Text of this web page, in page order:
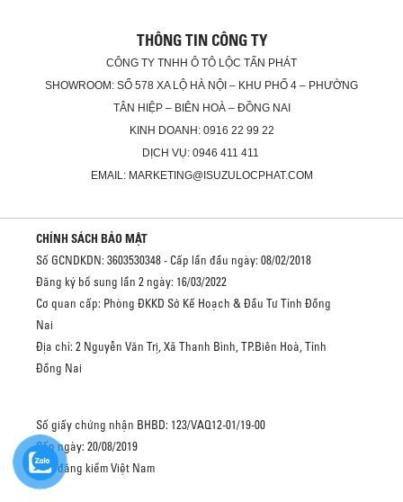
THÔNG TIN CÔNG TY
CÔNG TY TNHH Ô TÔ LỘC TẤN PHÁT
SHOWROOM: SỐ 578 XA LỘ HÀ NỘI – KHU PHỐ 4 – PHƯỜNG
TÂN HIỆP – BIÊN HOÀ – ĐỒNG NAI
KINH DOANH: 0916 22 99 22
DỊCH VỤ: 0946 411 411
EMAIL: MARKETING@ISUZULOCPHAT.COM
CHÍNH SÁCH BẢO MẬT
Số GCNDKDN: 3603530348 - Cấp lần đầu ngày: 08/02/2018
Đăng ký bổ sung lần 2 ngày: 16/03/2022
Cơ quan cấp: Phòng ĐKKD Sở Kế Hoạch & Đầu Tư Tỉnh Đồng
Nai
Địa chỉ: 2 Nguyễn Văn Trị, Xã Thanh Bình, TP.Biên Hoà, Tỉnh
Đồng Nai
Số giấy chứng nhận BHBD: 123/VAQ12-01/19-00
Cấp ngày: 20/08/2019
Cục đăng kiểm Việt Nam